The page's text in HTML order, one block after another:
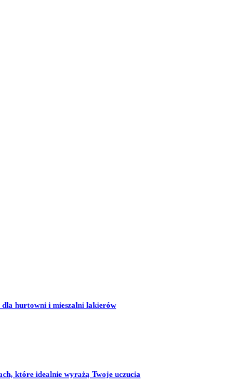
hurtowni i mieszalni lakierów
które idealnie wyrażą Twoje uczucia